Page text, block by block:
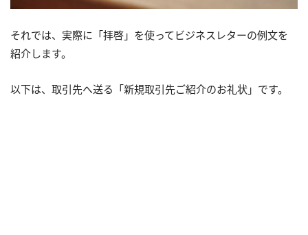
それでは、実際に「拝啓」を使ってビジネスレターの例文を
紹介します。
以下は、取引先へ送る「新規取引先ご紹介のお礼状」です。